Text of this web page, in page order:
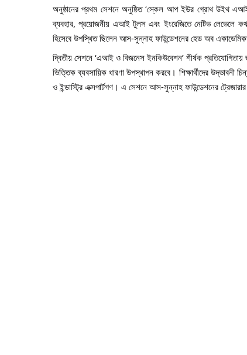
অনুষ্ঠানের প্রথম সেশনে অনুষ্ঠিত ‘স্কেল আপ ইউর গ্রোথ উইথ এআই
ব্যবহার, প্রয়োজনীয় এআই টুলস এবং ইংরেজিতে নেটিভ লেভেলে
হিসেবে উপস্থিত ছিলেন আস-সুন্নাহ ফাউন্ডেশনের হেড অব
দ্বিতীয় সেশনে ‘এআই ও বিজনেস ইনকিউবেশন’ শীর্ষক
ভিত্তিক ব্যবসায়িক ধারণা উপস্থাপন করবে। শিক্ষার্থীদের উদ্ভাবনী
ও ইন্ডাস্ট্রি এক্সপার্টগণ। এ সেশনে আস-সুন্নাহ ফাউন্ডেশনের